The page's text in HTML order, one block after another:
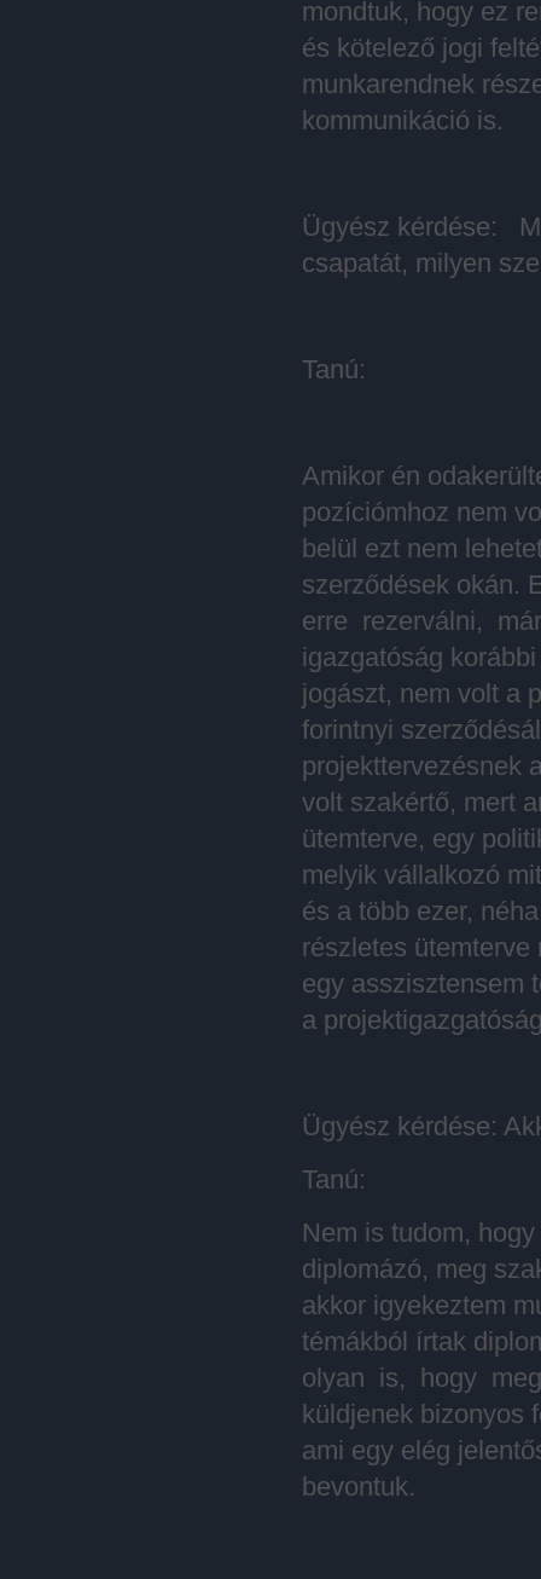
mondtuk, hogy ez
és kötelező jogi
munkarendnek
kommunikáció is.
Ügyész kérdése:
csapatát, milyen
Tanú:
Amikor én
pozíciómhoz nem
belül ezt nem
szerződések okán.
erre rezerválni,
igazgatóság
jogászt, nem volt a
forintnyi
projekttervezésnek
volt szakértő, mert
ütemterve, egy
melyik vállalkozó
és a több ezer,
részletes
egy asszisztensem
a
Ügyész kérdése:
Tanú:
Nem is tudom,
diplomázó, meg
akkor igyekeztem
témákból írtak
olyan is, hogy
küldjenek bizonyos
ami egy elég
bevontuk.